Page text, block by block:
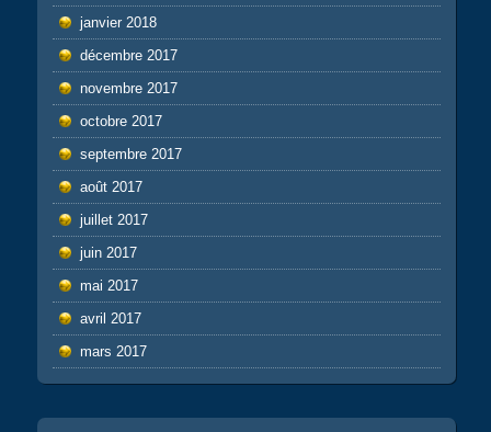
janvier 2018
décembre 2017
novembre 2017
octobre 2017
septembre 2017
août 2017
juillet 2017
juin 2017
mai 2017
avril 2017
mars 2017